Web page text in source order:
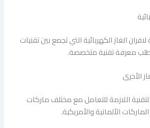
الغاز الكهربائية التي تجمع بين تقنيات
معرفة تقنية متخصصة.
الأخرى
اللازمة للتعامل مع مختلف ماركات
الألمانية والأمريكية.